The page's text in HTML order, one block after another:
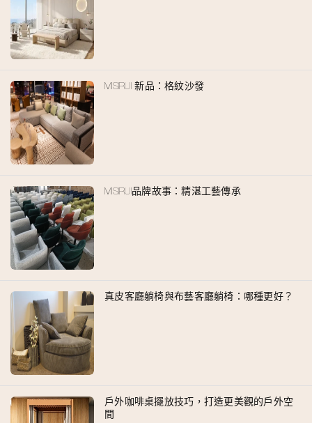
MISIRUI 新品：格紋沙發
MISIRUI品牌故事：精湛工藝傳承
真皮客廳躺椅與布藝客廳躺椅：哪種更好？
戶外咖啡桌擺放技巧，打造更美觀的戶外空
間